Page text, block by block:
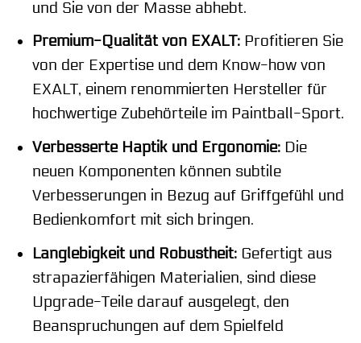
und Sie von der Masse abhebt.
Premium-Qualität von EXALT:Profitieren Sie
von der Expertise und dem Know-how von
EXALT, einem renommierten Hersteller für
hochwertige Zubehörteile im Paintball-Sport.
Verbesserte Haptik und Ergonomie:Die
neuen Komponenten können subtile
Verbesserungen in Bezug auf Griffgefühl und
Bedienkomfort mit sich bringen.
Langlebigkeit und Robustheit:Gefertigt aus
strapazierfähigen Materialien, sind diese
Upgrade-Teile darauf ausgelegt, den
Beanspruchungen auf dem Spielfeld